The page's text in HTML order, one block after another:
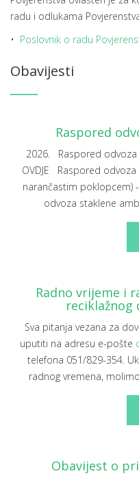
radu i odlukama
• Poslovnik o radu
Obavijesti
Raspored
2026. Raspored
OVDJE Raspored
narančastim poklopcem)
odvoza staklene
Radno vrijeme i
reciklažnog
Sva pitanja vezana za
uputiti na adresu e-pošte
telefona 051/829-354.
radnog vremena,
Obavijest o